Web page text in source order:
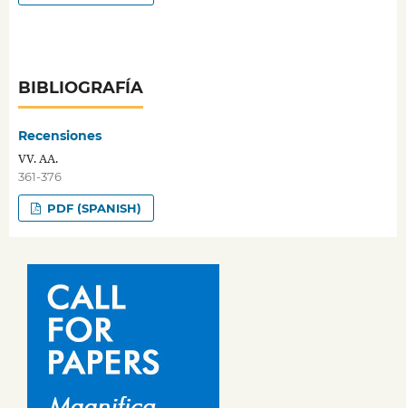
BIBLIOGRAFÍA
Recensiones
VV. AA.
361-376
PDF (SPANISH)